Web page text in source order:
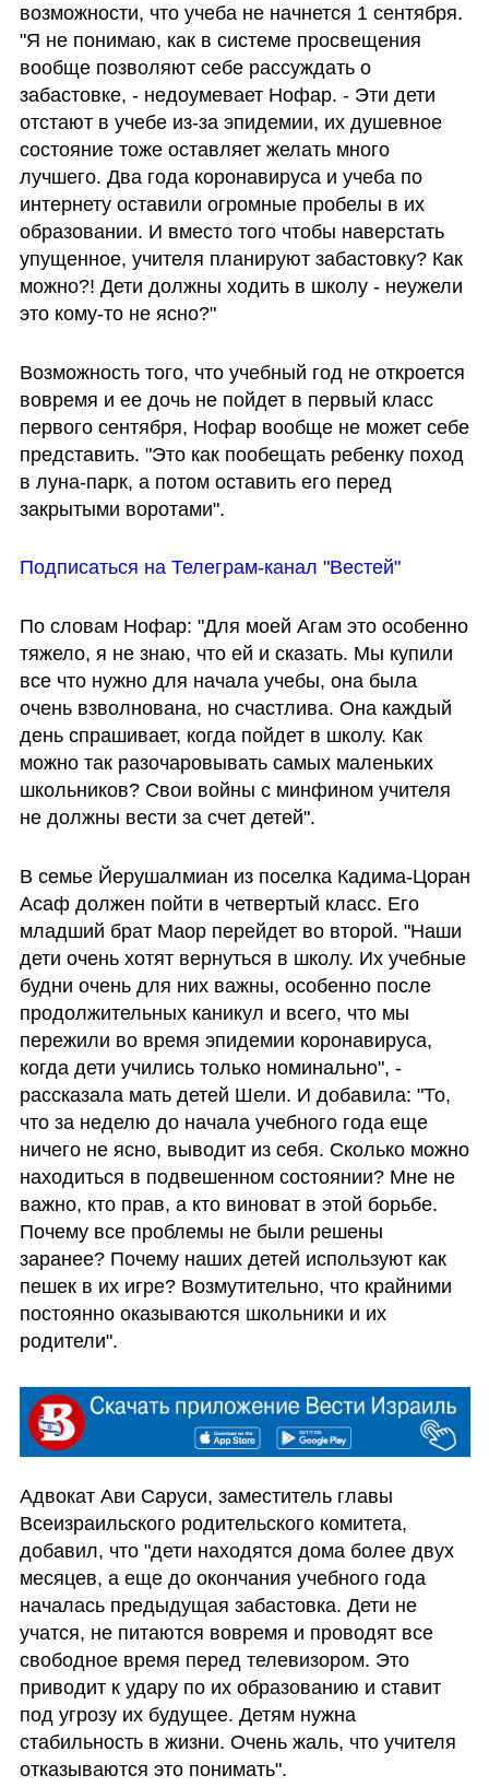
возможности, что учеба не начнется 1 сентября.
"Я не понимаю, как в системе просвещения
вообще позволяют себе рассуждать о
забастовке, - недоумевает Нофар. - Эти дети
отстают в учебе из-за эпидемии, их душевное
состояние тоже оставляет желать много
лучшего. Два года коронавируса и учеба по
интернету оставили огромные пробелы в их
образовании. И вместо того чтобы наверстать
упущенное, учителя планируют забастовку? Как
можно?! Дети должны ходить в школу - неужели
это кому-то не ясно?"
Возможность того, что учебный год не откроется
вовремя и ее дочь не пойдет в первый класс
первого сентября, Нофар вообще не может себе
представить. "Это как пообещать ребенку поход
в луна-парк, а потом оставить его перед
закрытыми воротами".
Подписаться на Телеграм-канал "Вестей"
По словам Нофар: "Для моей Агам это особенно
тяжело, я не знаю, что ей и сказать. Мы купили
все что нужно для начала учебы, она была
очень взволнована, но счастлива. Она каждый
день спрашивает, когда пойдет в школу. Как
можно так разочаровывать самых маленьких
школьников? Свои войны с минфином учителя
не должны вести за счет детей".
В семье Йерушалмиан из поселка Кадима-Цоран
Асаф должен пойти в четвертый класс. Его
младший брат Маор перейдет во второй. "Наши
дети очень хотят вернуться в школу. Их учебные
будни очень для них важны, особенно после
продолжительных каникул и всего, что мы
пережили во время эпидемии коронавируса,
когда дети учились только номинально", -
рассказала мать детей Шели. И добавила: "То,
что за неделю до начала учебного года еще
ничего не ясно, выводит из себя. Сколько можно
находиться в подвешенном состоянии? Мне не
важно, кто прав, а кто виноват в этой борьбе.
Почему все проблемы не были решены
заранее? Почему наших детей используют как
пешек в их игре? Возмутительно, что крайними
постоянно оказываются школьники и их
родители".
Адвокат Ави Саруси, заместитель главы
Всеизраильского родительского комитета,
добавил, что "дети находятся дома более двух
месяцев, а еще до окончания учебного года
началась предыдущая забастовка. Дети не
учатся, не питаются вовремя и проводят все
свободное время перед телевизором. Это
приводит к удару по их образованию и ставит
под угрозу их будущее. Детям нужна
стабильность в жизни. Очень жаль, что учителя
отказываются это понимать".